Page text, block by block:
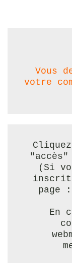
Vous
votre
(Si
inscrit,
page
En